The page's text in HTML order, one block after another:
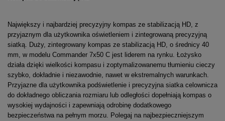
Największy i najbardziej precyzyjny kompas ze stabilizacją HD, z
przyjaznym dla użytkownika oświetleniem i zintegrowaną precyzyjną
siatką. Duży, zintegrowany kompas ze stabilizacją HD, o średnicy 40
mm, w modelu Commander 7x50 C jest liderem na rynku. Łożysko
działa dzięki wielkości kompasu i zoptymalizowanemu tłumieniu cieczy
szybko, dokładnie i niezawodnie, nawet w ekstremalnych warunkach.
Przyjazne dla użytkownika podświetlenie i precyzyjna siatka celownicza
do dokładnego obliczania rozmiaru lub odległości dopełniają kompas o
wysokiej wydajności i zapewniają odrobinę dodatkowego
bezpieczeństwa na pełnym morzu. Polegaj na najbezpieczniejszym